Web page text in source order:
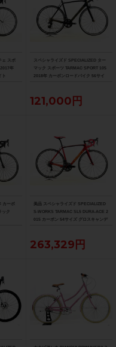
ェ スポ
年
ト
スペシャライズド SPECIALIZED ター
マック スポーツ TARMAC SPORT 105
2018年 カーボンロードバイク 56サイ
121,000円
カーボ
ック
美品 スペシャライズド SPECIALIZED
S-WORKS TARMAC SL5 DURA-ACE 2
015 カーボン 54サイズ グロスキャンデ
263,329円